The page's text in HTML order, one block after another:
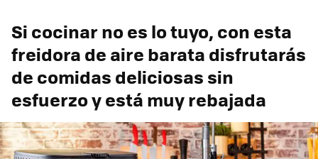
Si cocinar no es lo tuyo, con esta
freidora de aire barata disfrutarás
de comidas deliciosas sin
esfuerzo y está muy rebajada